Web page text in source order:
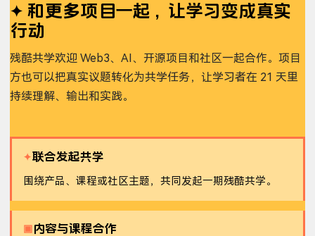
和更多项目一起，让学习变成真实
行动
残酷共学欢迎 Web3、AI、开源项目和社区一起合作。项目
方也可以把真实议题转化为共学任务，让学习者在 21 天里
持续理解、输出和实践。
✦联合发起共学
围绕产品、课程或社区主题，共同发起一期残酷共学。
▣内容与课程合作